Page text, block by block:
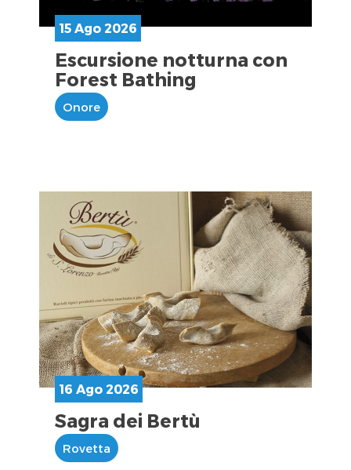
15 Ago 2026
Escursione notturna con
Forest Bathing
Onore
16 Ago 2026
Sagra dei Bertù
Rovetta